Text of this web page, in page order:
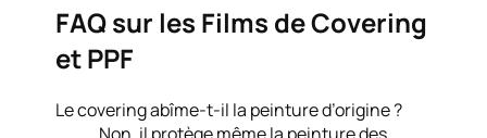
FAQ sur les Films de Covering
et PPF
Le covering abîme-t-il la peinture d’origine ?
Non, il protège même la peinture des